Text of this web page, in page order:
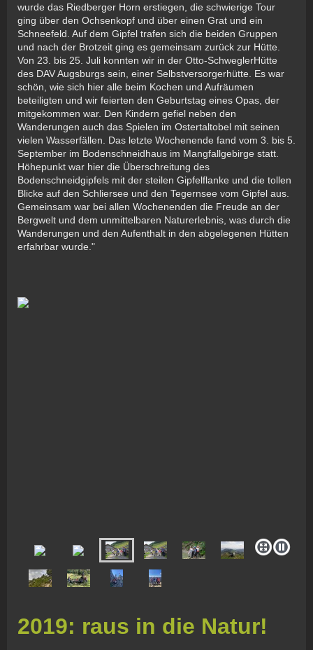
wurde das Riedberger Horn erstiegen, die schwierige Tour
ging über den Ochsenkopf und über einen Grat und ein
Schneefeld. Auf dem Gipfel trafen sich die beiden Gruppen
und nach der Brotzeit ging es gemeinsam zurück zur Hütte.
Von 23. bis 25. Juli konnten wir in der Otto-SchweglerHütte
des DAV Augsburgs sein, einer Selbstversorgerhütte. Es war
schön, wie sich hier alle beim Kochen und Aufräumen
beteiligten und wir feierten den Geburtstag eines Opas, der
mitgekommen war. Den Kindern gefiel neben den
Wanderungen auch das Spielen im Ostertaltobel mit seinen
vielen Wasserfällen. Das letzte Wochenende fand vom 3. bis 5.
September im Bodenschneidhaus im Mangfallgebirge statt.
Höhepunkt war hier die Überschreitung des
Bodenschneidgipfels mit der steilen Gipfelflanke und die tollen
Blicke auf den Schliersee und den Tegernsee vom Gipfel aus.
Gemeinsam war bei allen Wochenenden die Freude an der
Bergwelt und dem unmittelbaren Naturerlebnis, was durch die
Wanderungen und den Aufenthalt in den abgelegenen Hütten
erfahrbar wurde."
2019: raus in die Natur!